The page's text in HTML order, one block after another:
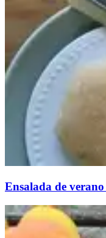
Ensalada de